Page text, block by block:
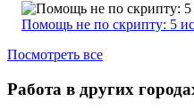
Помощь не по скрипту: 5
Посмотреть все
Работа в других